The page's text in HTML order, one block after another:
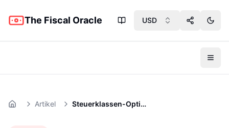
The Fiscal Oracle USD Share App
Home Artikel Steuerklassen-Optimierer